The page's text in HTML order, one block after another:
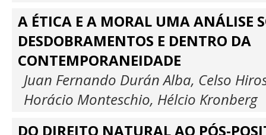
A ÉTICA E A MORAL UMA ANÁLISE
DESDOBRAMENTOS E DENTRO DA
CONTEMPORANEIDADE
Juan Fernando Durán Alba, Celso
Horácio Monteschio, Hélcio Kronberg
DO DIREITO NATURAL AO PÓS-